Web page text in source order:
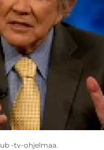
-tv-ohjelmaa.